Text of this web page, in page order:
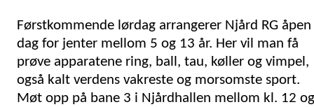
Førstkommende lørdag arrangerer Njård RG åpen
dag for jenter mellom 5 og 13 år. Her vil man få
prøve apparatene ring, ball, tau, køller og vimpel,
også kalt verdens vakreste og morsomste sport.
Møt opp på bane 3 i Njårdhallen mellom kl. 12 og